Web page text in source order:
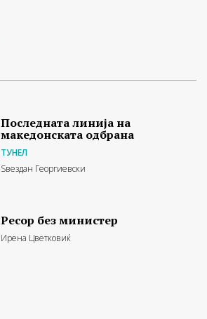
Последната линија на
македонската одбрана
ТУНЕЛ
Ѕвездан Георгиевски
Ресор без министер
Ирена Цветковиќ